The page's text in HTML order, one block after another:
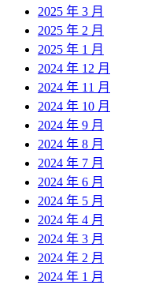
2025 年 3 月
2025 年 2 月
2025 年 1 月
2024 年 12 月
2024 年 11 月
2024 年 10 月
2024 年 9 月
2024 年 8 月
2024 年 7 月
2024 年 6 月
2024 年 5 月
2024 年 4 月
2024 年 3 月
2024 年 2 月
2024 年 1 月